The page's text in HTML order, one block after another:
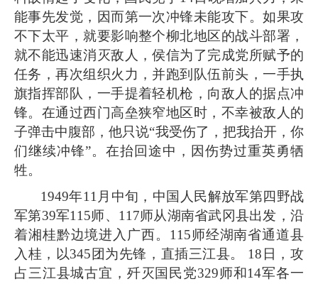
能事先发觉，因而第一次冲锋未能攻下。如果攻
不下太平，就要影响整个柳北地区的战斗部署，
就不能迅速消灭敌人，侯信为了完成党所赋予的
任务，再次组织火力，并跑到队伍前头，一手执
旗指挥部队，一手提着轻机枪，向敌人的据点冲
锋。在通过西门高垒狭窄地区时，不幸被敌人的
子弹击中腹部，他只说“我受伤了，把我抬开，你
们继续冲锋”。在抬回途中，因伤势过重英勇牺
牲。
1949年11月中旬，中国人民解放军第四野战
军第39军115师、117师从湖南省武冈县出发，沿
着湘桂黔边境进入广西。115师经湖南省通道县
入桂，以345团为先锋，直插三江县。 18日，攻
占三江县城古宜，歼灭国民党329师和14军各一